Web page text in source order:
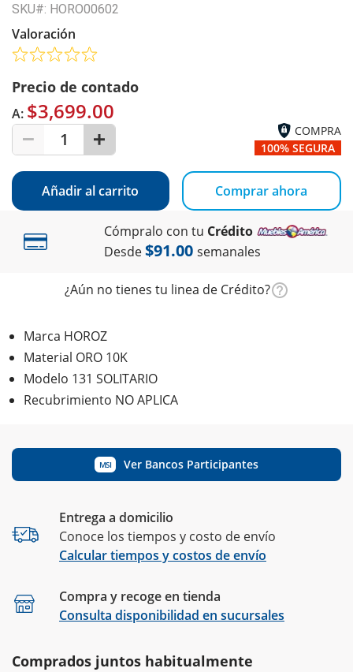
SKU#: HORO00602
Valoración
Precio de contado
A: $3,699.00
1
COMPRA
100% SEGURA
Añadir al carrito Comprar ahora
Cómpralo con tu Crédito
Desde$91.00 semanales
¿Aún no tienes tu linea de Crédito?
Marca HOROZ
Material ORO 10K
Modelo 131 SOLITARIO
Recubrimiento NO APLICA
MSI Ver Bancos Participantes
Entrega a domicilio
Conoce los tiempos y costo de envío
Calcular tiempos y costos de envío
Compra y recoge en tienda
Consulta disponibilidad en sucursales
Comprados juntos habitualmente